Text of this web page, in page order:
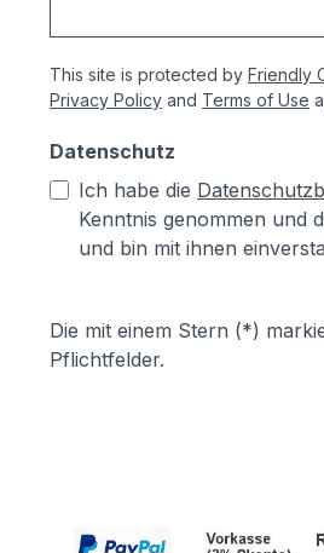
This site is protected by Friendly
Privacy Policy and Terms of Use
Datenschutz
Ich habe die
Kenntnis genommen und
und bin mit ihnen
Die mit einem Stern (*)
Pflichtfelder.